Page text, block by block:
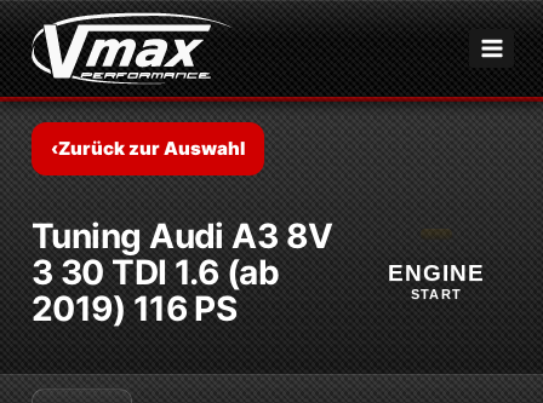
Zum
Inhalt
springen
‹Zurück zur Auswahl
Tuning Audi A3 8V
3 30 TDI 1.6 (ab
2019) 116 PS
ENGINE
START